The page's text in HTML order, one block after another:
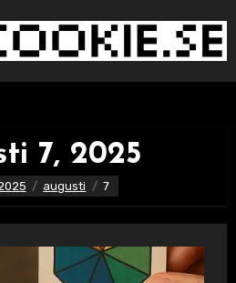
7, 2025
augusti 7